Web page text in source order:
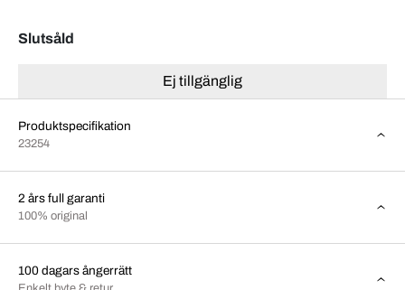
Slutsåld
Ej tillgänglig
Produktspecifikation
23254
2 års full garanti
100% original
100 dagars ångerrätt